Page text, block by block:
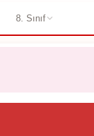
8. Sınıf